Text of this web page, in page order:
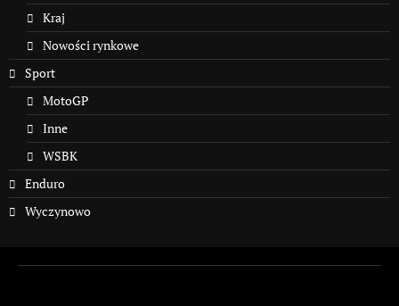
Kraj
Nowości rynkowe
Sport
MotoGP
Inne
WSBK
Enduro
Wyczynowo